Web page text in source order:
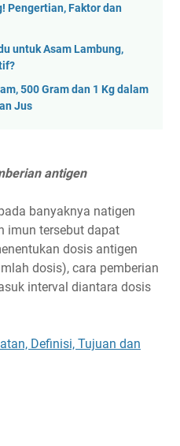
Pengertian, Faktor dan
untuk Asam Lambung,
500 Gram dan 1 Kg dalam
Jus
antigen
banyaknya natigen
imun tersebut dapat
dosis antigen
dosis), cara pemberian
interval diantara dosis
Definisi, Tujuan dan